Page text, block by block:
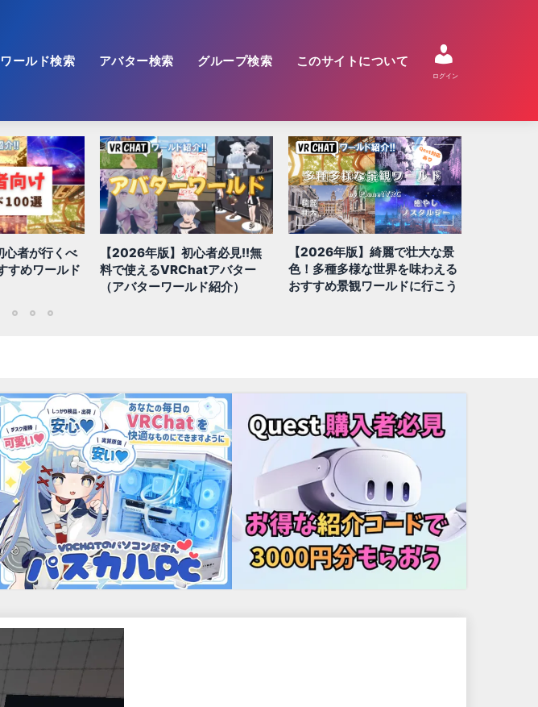
ワールド検索 アバター検索 グループ検索 このサイトについて
ログイン
心者が行くべ
すめワールド
【2026年版】初心者必見!!無
料で使えるVRChatアバター
（アバターワールド紹介）
【2026年版】綺麗で壮大な景
色！多種多様な世界を味わえる
おすすめ景観ワールドに行こう